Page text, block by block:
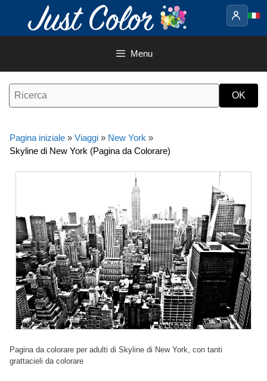
contenuto
Menu
Pagina iniziale » Viaggi » New York »
Skyline di New York (Pagina da Colorare)
Pagina da colorare per adulti di Skyline di New York, con tanti
grattacieli da colorare